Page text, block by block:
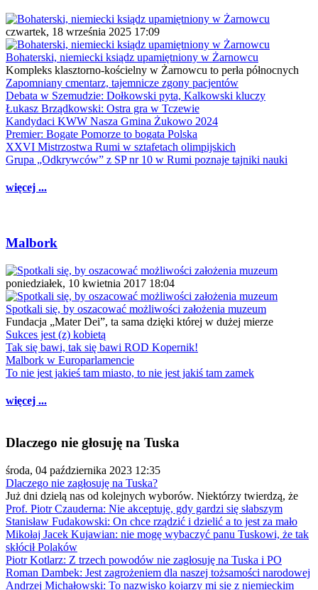
czwartek, 18 września 2025 17:09
Bohaterski, niemiecki ksiądz upamiętniony w Żarnowcu
Kompleks klasztorno-kościelny w Żarnowcu to perła północnych
Zapomniany cmentarz, tajemnicze zgony pacjentów
Debata w Szemudzie: Dołkowski pyta, Kalkowski kluczy
Łukasz Brządkowski: Ostra gra w Tczewie
Kandydaci KWW Nasza Gmina Żukowo 2024
Premier: Bogate Pomorze to bogata Polska
XXVI Mistrzostwa Rumi w sztafetach olimpijskich
Grupa „Odkrywców” z SP nr 10 w Rumi poznaje tajniki nauki
więcej ...
Malbork
poniedziałek, 10 kwietnia 2017 18:04
Spotkali się, by oszacować możliwości założenia muzeum
Fundacja „Mater Dei”, ta sama dzięki której w dużej mierze
Sukces jest (z) kobietą
Tak się bawi, tak się bawi ROD Kopernik!
Malbork w Europarlamencie
To nie jest jakieś tam miasto, to nie jest jakiś tam zamek
więcej ...
Dlaczego nie głosuję na Tuska
środa, 04 października 2023 12:35
Dlaczego nie zagłosuję na Tuska?
Już dni dzielą nas od kolejnych wyborów. Niektórzy twierdzą, że
Prof. Piotr Czauderna: Nie akceptuję, gdy gardzi się słabszym
Stanisław Fudakowski: On chce rządzić i dzielić a to jest za mało
Mikołaj Jacek Kujawian: nie mogę wybaczyć panu Tuskowi, że tak
skłócił Polaków
Piotr Kotlarz: Z trzech powodów nie zagłosuję na Tuska i PO
Roman Dambek: Jest zagrożeniem dla naszej tożsamości narodowej
Andrzej Michałowski: To nazwisko kojarzy mi się z niemieckim